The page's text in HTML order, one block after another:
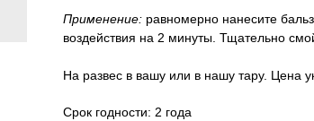
Применение: равномерно нанесите
воздействия на 2 минуты. Тщательно
На развес в вашу или в нашу тару. Цена
Срок годности: 2 года